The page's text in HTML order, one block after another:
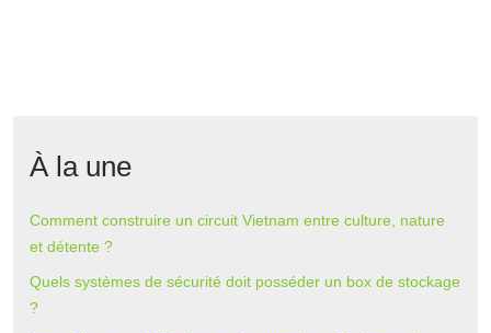
À la une
Comment construire un circuit Vietnam entre culture, nature
et détente ?
Quels systèmes de sécurité doit posséder un box de stockage
?